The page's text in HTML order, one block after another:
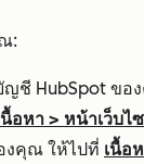
:
ญชี HubSpot ขอ
นื้อหา > หน้าเว็บไ
คุณ ให้ไปที่ เนื้อ